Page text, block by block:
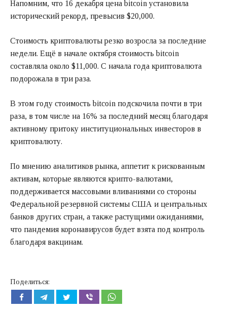
Напомним, что 16 декабря цена bitcoin установила
исторический рекорд, превысив $20,000.
Стоимость криптовалюты резко возросла за последние
недели. Ещё в начале октября стоимость bitcoin
составляла около $11,000. С начала года криптовалюта
подорожала в три раза.
В этом году стоимость bitcoin подскочила почти в три
раза, в том числе на 16% за последний месяц благодаря
активному притоку институциональных инвесторов в
криптовалюту.
По мнению аналитиков рынка, аппетит к рискованным
активам, которые являются крипто-валютами,
поддерживается массовыми вливаниями со стороны
Федеральной резервной системы США и центральных
банков других стран, а также растущими ожиданиями,
что пандемия коронавирусов будет взята под контроль
благодаря вакцинам.
Поделиться: